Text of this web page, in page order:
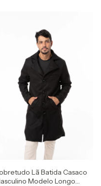
Lã Batida Casaco
Modelo Longo